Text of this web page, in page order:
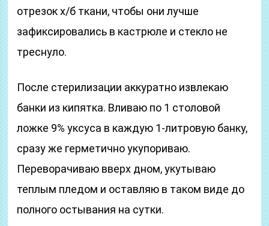
отрезок х/б ткани, чтобы они лучше
зафиксировались в кастрюле и стекло не
треснуло.
После стерилизации аккуратно извлекаю
банки из кипятка. Вливаю по 1 столовой
ложке 9% уксуса в каждую 1-литровую банку,
сразу же герметично укупориваю.
Переворачиваю вверх дном, укутываю
теплым пледом и оставляю в таком виде до
полного остывания на сутки.